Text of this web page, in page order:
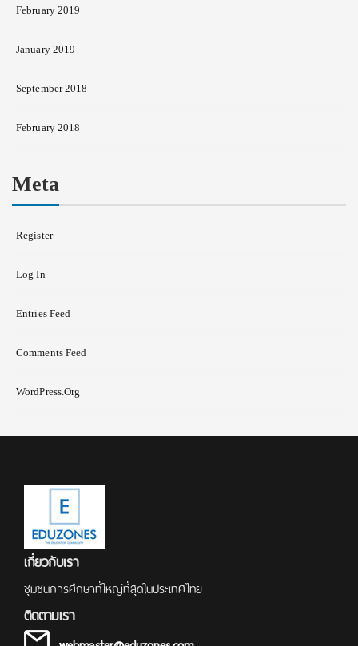
February 2019
January 2019
September 2018
February 2018
Meta
Register
Log In
Entries Feed
Comments Feed
WordPress.org
เกี่ยวกับเรา
ชุมชนการศึกษาที่ใหญ่ที่สุดในประเทศไทย
ติดตามเรา